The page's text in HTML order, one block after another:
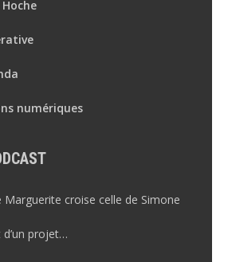
numériques
croise celle de Simone
projet…